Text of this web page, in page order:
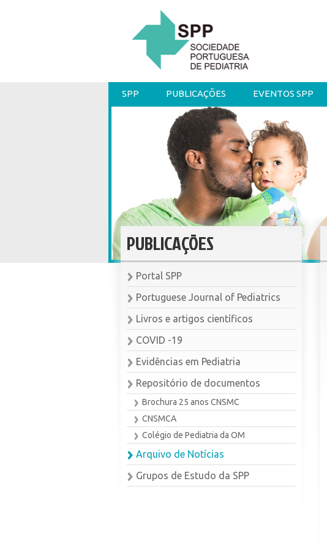
SPP PUBLICAÇÕES EVENTOS SPP
PUBLICAÇÕES
Portal SPP
Portuguese Journal of Pediatrics
Livros e artigos científicos
COVID -19
Evidências em Pediatria
Repositório de documentos
Brochura 25 anos CNSMC
CNSMCA
Colégio de Pediatria da OM
Arquivo de Notícias
Grupos de Estudo da SPP